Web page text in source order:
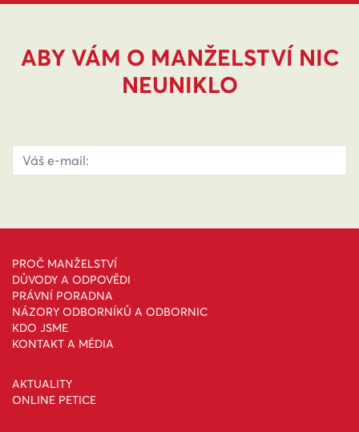
ABY VÁM O MANŽELSTVÍ NIC
NEUNIKLO
PROČ MANŽELSTVÍ
DŮVODY A ODPOVĚDI
PRÁVNÍ PORADNA
NÁZORY ODBORNÍKŮ A ODBORNIC
KDO JSME
KONTAKT A MÉDIA
AKTUALITY
ONLINE PETICE